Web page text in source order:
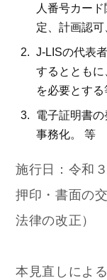
人番号カー
定、計画認可
J-LISの代表
するととも
を必要とする
電子証明書
事務化。 等
施行日：令和
押印・書面の
法律の改正）
本見直しによ